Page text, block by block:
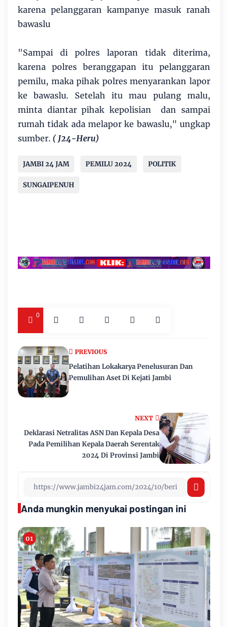
karena pelanggaran kampanye masuk ranah
bawaslu
"Sampai di polres laporan tidak diterima,
karena polres beranggapan itu pelanggaran
pemilu, maka pihak polres menyarankan lapor
ke bawaslu. Setelah itu mau pulang malu,
minta diantar pihak kepolisian dan sampai
rumah tidak ada melapor ke bawaslu," ungkap
sumber. ( J24-Heru)
JAMBI 24 JAM PEMILU 2024 POLITIK
SUNGAIPENUH
0
NEXT
Deklarasi Netralitas ASN Dan Kepala Desa
Pada Pemilihan Kepala Daerah Serentak
2024 Di Provinsi Jambi
PREVIOUS
Pelatihan Lokakarya Penelusuran Dan
Pemulihan Aset Di Kejati Jambi
Anda mungkin menyukai postingan ini